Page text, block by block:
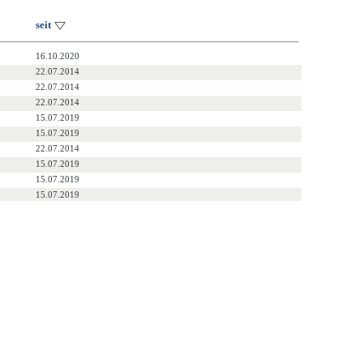
seit
16.10.2020
22.07.2014
22.07.2014
22.07.2014
15.07.2019
15.07.2019
22.07.2014
15.07.2019
15.07.2019
15.07.2019